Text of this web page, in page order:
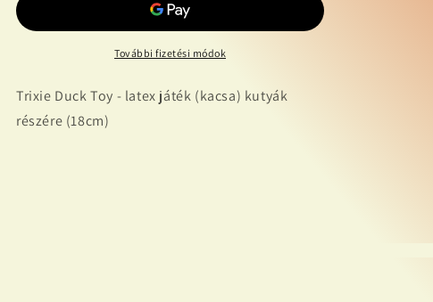
csökkentése
(kacsa)
(18cm)
növelése
További fizetési módok
Trixie Duck Toy - latex játék (kacsa) kutyák
részére (18cm)